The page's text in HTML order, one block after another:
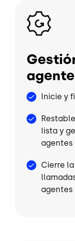
Image
Inicie y
lista y
agentes
Cierre
agentes